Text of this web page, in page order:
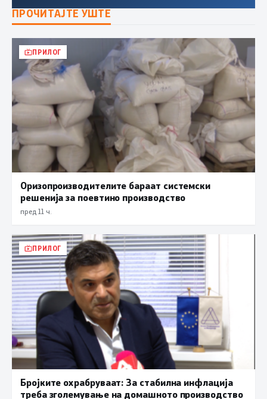
ПРОЧИТАЈТЕ УШТЕ
ПРИЛОГ
Оризопроизводителите бараат системски
решенија за поевтино производство
пред 11 ч.
ПРИЛОГ
Бројките охрабруваат: За стабилна инфлација
треба зголемување на домашното производство